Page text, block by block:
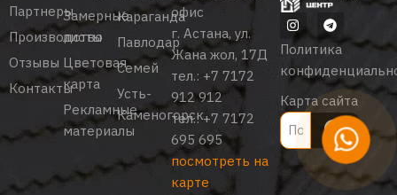
Партнеры
Производство
Отзывы
Контакты
Замерные
листы
Цветовая
карта
Рекламные
материалы
Караганда
Павлодар
Семей
Усть-
Каменогорск
офис
г. Астана, ул.
Жана жол, 17Д
тел.: +7 7172
912 912
тел.:+7 7172
695 695
посмотреть на
карте
Политика
Карта сайта